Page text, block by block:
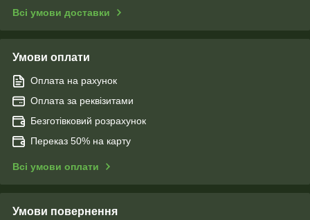
Всі умови доставки
Умови оплати
Оплата на рахунок
Оплата за реквізитами
Безготівковий розрахунок
Переказ 50% на карту
Всі умови оплати
Умови повернення